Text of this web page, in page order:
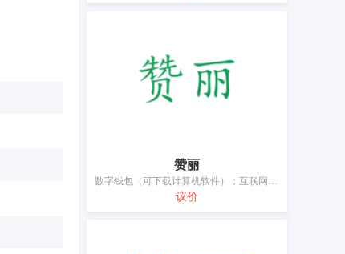
赞丽
数字钱包（可下载计算机软件）；互联网服务器；可下载的电子钱包；可下载的计算机应用软件；可下载的计算机游戏软件；可下载的计算机程序；可下载的音乐文件；可从互联网下载的数字音乐；可从全球计算机网络下载的计算机游戏软件；可通过全球计算机网络和无线设备下载的计算机游戏软件；商品电子标签；大屏幕液晶显示器；安全令牌（加密装置）；射频识别（RFID）标签；已录制的或可下载的计算机屏保软件；已录制的或可下载的计算机软件平台；已录制的计算机操作程序；已录制的计算机游戏软件；已录制的计算机程序；指纹扫描仪；可下载的电子游戏程序；智能眼镜（数据处理）；液晶显示器；照片打印机；用于支付服务的电子和磁性身份识别卡；电子出版物（可下载）；电子钥匙卡；电子钱包（可下载计算机软件）；监视程序（计算机程序）；磁性编码身份识别手镯；磁性身份识别卡；网络服务器；计算机程序（可下载软件）；计算机终端设备；计算机软件（已录制）；预约出租车用可下载移动应用程序；通过互联网下载的计算机游戏程序；预订出租车用手机应用软件；运动眼镜
议价